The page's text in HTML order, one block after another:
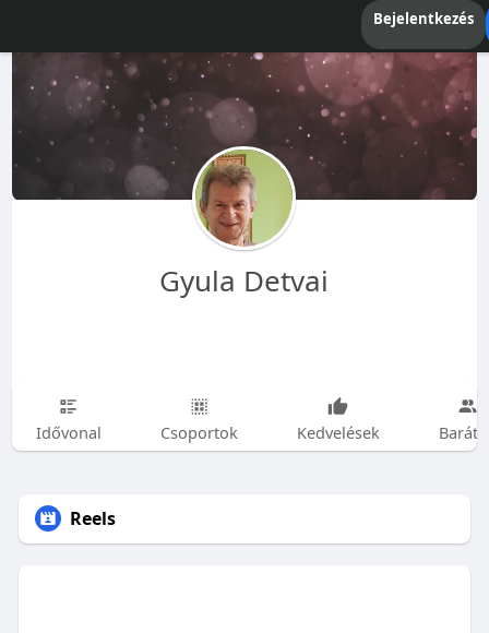
Bejelentkezés
Gyula Detvai
Idővonal Csoportok Kedvelések
Reels